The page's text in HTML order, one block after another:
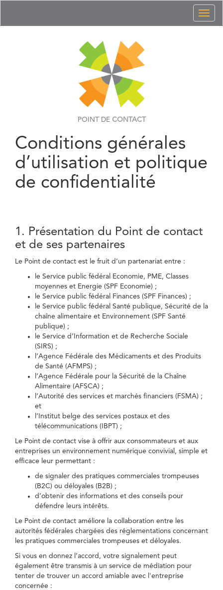
POINT DE CONTACT
Conditions générales
d’utilisation et politique
de confidentialité
1. Présentation du Point de contact
et de ses partenaires
Le Point de contact est le fruit d’un partenariat entre :
le Service public fédéral Economie, PME, Classes
moyennes et Energie (SPF Economie) ;
le Service public fédéral Finances (SPF Finances) ;
le Service public fédéral Santé publique, Sécurité de la
chaîne alimentaire et Environnement (SPF Santé
publique) ;
le Service d’Information et de Recherche Sociale
(SIRS) ;
l’Agence Fédérale des Médicaments et des Produits
de Santé (AFMPS) ;
l’Agence Fédérale pour la Sécurité de la Chaîne
Alimentaire (AFSCA) ;
l’Autorité des services et marchés financiers (FSMA) ;
et
l’Institut belge des services postaux et des
télécommunications (IBPT) ;
Le Point de contact vise à offrir aux consommateurs et aux
entreprises un environnement numérique convivial, simple et
efficace leur permettant :
de signaler des pratiques commerciales trompeuses
(B2C) ou déloyales (B2B) ;
d’obtenir des informations et des conseils pour
défendre leurs intérêts.
Le Point de contact améliore la collaboration entre les
autorités fédérales chargées des réglementations concernant
les pratiques commerciales trompeuses et déloyales.
Si vous en donnez l’accord, votre signalement peut
également être transmis à un service de médiation pour
tenter de trouver un accord amiable avec l'entreprise
concernée :